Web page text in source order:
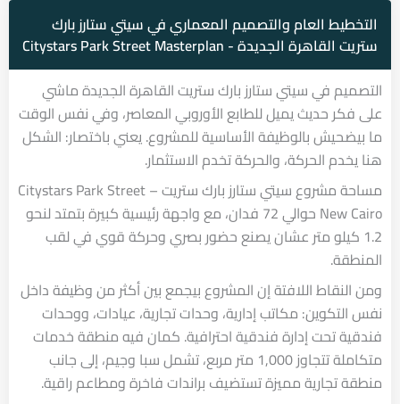
التخطيط العام والتصميم المعماري في سيتي ستارز بارك
ستريت القاهرة الجديدة - Citystars Park Street Masterplan
التصميم في سيتي ستارز بارك ستريت القاهرة الجديدة ماشي
على فكر حديث يميل للطابع الأوروبي المعاصر، وفي نفس الوقت
ما بيضحيش بالوظيفة الأساسية للمشروع. يعني باختصار: الشكل
هنا يخدم الحركة، والحركة تخدم الاستثمار.
مساحة مشروع سيتي ستارز بارك ستريت – Citystars Park Street
New Cairo حوالي 72 فدان، مع واجهة رئيسية كبيرة بتمتد لنحو
1.2 كيلو متر عشان يصنع حضور بصري وحركة قوي في لقب
المنطقة.
ومن النقاط اللافتة إن المشروع بيجمع بين أكثر من وظيفة داخل
نفس التكوين: مكاتب إدارية، وحدات تجارية، عيادات، ووحدات
فندقية تحت إدارة فندقية احترافية. كمان فيه منطقة خدمات
متكاملة تتجاوز 1,000 متر مربع، تشمل سبا وجيم، إلى جانب
منطقة تجارية مميزة تستضيف براندات فاخرة ومطاعم راقية.